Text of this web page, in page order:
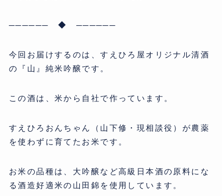
────── ◆ ──────
今回お届けするのは、すえひろ屋オリジナル清酒
の『山』純米吟醸です。
この酒は、米から自社で作っています。
すえひろおんちゃん（山下修・現相談役）が農薬
を使わずに育てたお米です。
お米の品種は、大吟醸など高級日本酒の原料にな
る酒造好適米の山田錦を使用しています。